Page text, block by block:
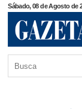
Sábado, 08 de Agosto de